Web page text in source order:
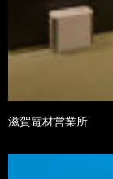
滋賀電材営業所